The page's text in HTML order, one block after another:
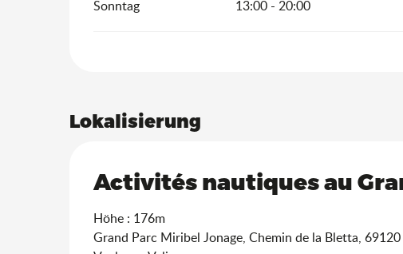
Sonntag 13:00 - 20:00
Lokalisierung
Activités nautiques au
Höhe : 176m
Grand Parc Miribel Jonage, Chemin de la Bletta, 69120